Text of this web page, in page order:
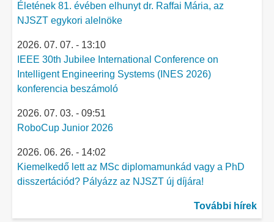
Életének 81. évében elhunyt dr. Raffai Mária, az
NJSZT egykori alelnöke
2026. 07. 07. - 13:10
IEEE 30th Jubilee International Conference on
Intelligent Engineering Systems (INES 2026)
konferencia beszámoló
2026. 07. 03. - 09:51
RoboCup Junior 2026
2026. 06. 26. - 14:02
Kiemelkedő lett az MSc diplomamunkád vagy a PhD
disszertációd? Pályázz az NJSZT új díjára!
További hírek